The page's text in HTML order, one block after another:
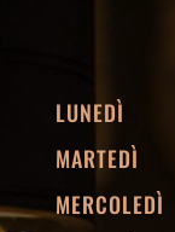
LUNEDÌ
MARTEDÌ
MERCOLEDÌ